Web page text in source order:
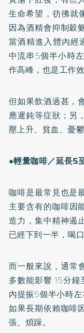
生命希望，彷彿就
因為酒精會抑制穀
當酒精進入體內經
中流串5個半小時
作高峰，也是工作
但如果飲酒過甚，
應遲鈍等症狀；另
壓上升、貧血、憂
●輕量咖啡／延長5
咖啡是最常見也是
主要含有的咖啡因
造力，集中精神遏
已經下到一半，喝
而一般來說，通常
多數能影響 15分
內提振5個半小時
如果長期依賴咖啡
張、煩躁。